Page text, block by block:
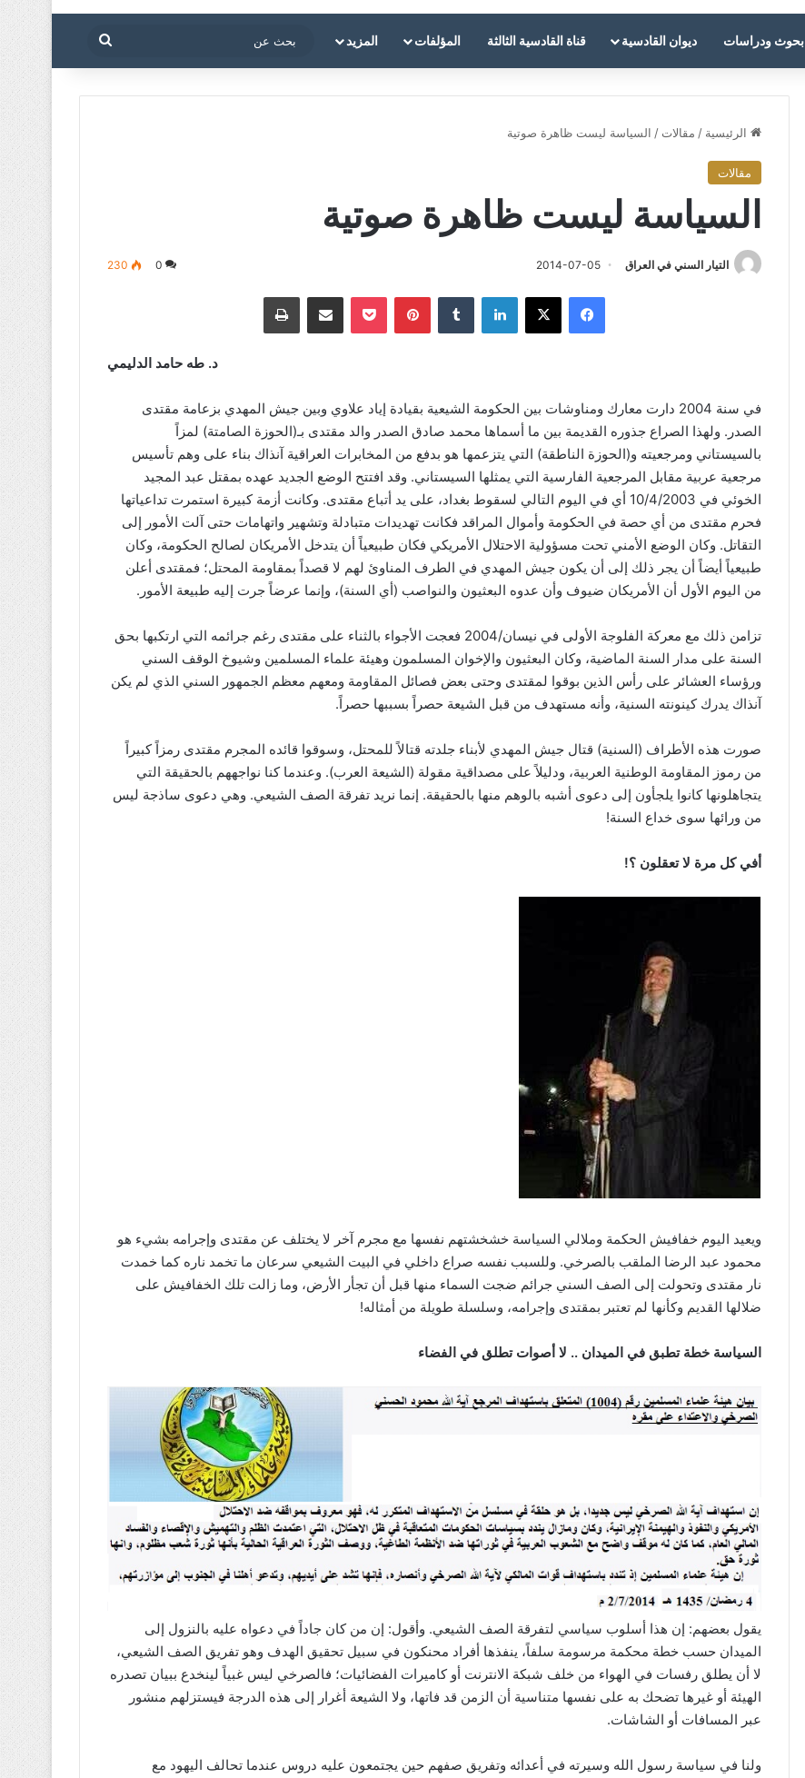
بحوث ودراسات ديوان القادسية قناة القادسية الثالثة المؤلفات المزيد
عن
الرئيسية / مقالات / السياسة ليست ظاهرة صوتية
مقالات
السياسة ليست ظاهرة صوتية
التيار السني في العراق 2014-07-05
0
230
فيسبوك لينكدإن بينتيريست
د. طه حامد الدليمي
في سنة 2004 دارت معارك ومناوشات بين الحكومة الشيعية بقيادة إياد علاوي وبين جيش المهدي بزعامة مقتدى
الصدر. ولهذا الصراع جذوره القديمة بين ما أسماها محمد صادق الصدر والد مقتدى بـ(الحوزة الصامتة) لمزاً
بالسيستاني ومرجعيته و(الحوزة الناطقة) التي يتزعمها هو بدفع من المخابرات العراقية آنذاك بناء على وهم تأسيس
مرجعية عربية مقابل المرجعية الفارسية التي يمثلها السيستاني. وقد افتتح الوضع الجديد عهده بمقتل عبد المجيد
الخوئي في 10/4/2003 أي في اليوم التالي لسقوط بغداد، على يد أتباع مقتدى. وكانت أزمة كبيرة استمرت تداعياتها
فحرم مقتدى من أي حصة في الحكومة وأموال المراقد فكانت تهديدات متبادلة وتشهير واتهامات حتى آلت الأمور إلى
التقاتل. وكان الوضع الأمني تحت مسؤولية الاحتلال الأمريكي فكان طبيعياً أن يتدخل الأمريكان لصالح الحكومة، وكان
طبيعياً أيضاً أن يجر ذلك إلى أن يكون جيش المهدي في الطرف المناوئ لهم لا قصداً بمقاومة المحتل؛ فمقتدى أعلن
من اليوم الأول أن الأمريكان ضيوف وأن عدوه البعثيون والنواصب (أي السنة)، وإنما عرضاً جرت إليه طبيعة الأمور.
تزامن ذلك مع معركة الفلوجة الأولى في نيسان/2004 فعجت الأجواء بالثناء على مقتدى رغم جرائمه التي ارتكبها بحق
السنة على مدار السنة الماضية، وكان البعثيون والإخوان المسلمون وهيئة علماء المسلمين وشيوخ الوقف السني
ورؤساء العشائر على رأس الذين بوقوا لمقتدى وحتى بعض فصائل المقاومة ومعهم معظم الجمهور السني الذي لم يكن
آنذاك يدرك كينونته السنية، وأنه مستهدف من قبل الشيعة حصراً بسببها حصراً.
صورت هذه الأطراف (السنية) قتال جيش المهدي لأبناء جلدته قتالاً للمحتل، وسوقوا قائده المجرم مقتدى رمزاً كبيراً
من رموز المقاومة الوطنية العربية، ودليلاً على مصداقية مقولة (الشيعة العرب). وعندما كنا نواجههم بالحقيقة التي
يتجاهلونها كانوا يلجأون إلى دعوى أشبه بالوهم منها بالحقيقة. إنما نريد تفرقة الصف الشيعي. وهي دعوى ساذجة ليس
من ورائها سوى خداع السنة!
أفي كل مرة لا تعقلون ؟!
ويعيد اليوم خفافيش الحكمة وملالي السياسة خشخشتهم نفسها مع مجرم آخر لا يختلف عن مقتدى وإجرامه بشيء هو
محمود عبد الرضا الملقب بالصرخي. وللسبب نفسه صراع داخلي في البيت الشيعي سرعان ما تخمد ناره كما خمدت
نار مقتدى وتحولت إلى الصف السني جرائم ضجت السماء منها قبل أن تجأر الأرض، وما زالت تلك الخفافيش على
ضلالها القديم وكأنها لم تعتبر بمقتدى وإجرامه، وسلسلة طويلة من أمثاله!
السياسة خطة تطبق في الميدان .. لا أصوات تطلق في الفضاء
يقول بعضهم: إن هذا أسلوب سياسي لتفرقة الصف الشيعي. وأقول: إن من كان جاداً في دعواه عليه بالنزول إلى
الميدان حسب خطة محكمة مرسومة سلفاً، ينفذها أفراد محنكون في سبيل تحقيق الهدف وهو تفريق الصف الشيعي،
لا أن يطلق رفسات في الهواء من خلف شبكة الانترنت أو كاميرات الفضائيات؛ فالصرخي ليس غبياً لينخدع ببيان تصدره
الهيئة أو غيرها تضحك به على نفسها متناسية أن الزمن قد فاتها، ولا الشيعة أغرار إلى هذه الدرجة فيستزلهم منشور
عبر المسافات أو الشاشات.
ولنا في سياسة رسول الله وسيرته في أعدائه وتفريق صفهم حين يجتمعون عليه دروس عندما تحالف اليهود مع